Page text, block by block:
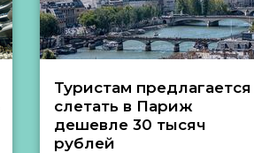
Туристам предлагается
слетать в Париж
дешевле 30 тысяч
рублей